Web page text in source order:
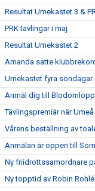
Resultat Umekastet 3 &
PRK tävlingar i maj
Resultat Umekastet 2
Amanda satte
Umekastet fyra söndagar
Anmäl dig till
Tävlingspremiär när
Vårens beställning av
Anmälan är öppen till
Ny friidrottssamordnare
Ny topptid av Robin